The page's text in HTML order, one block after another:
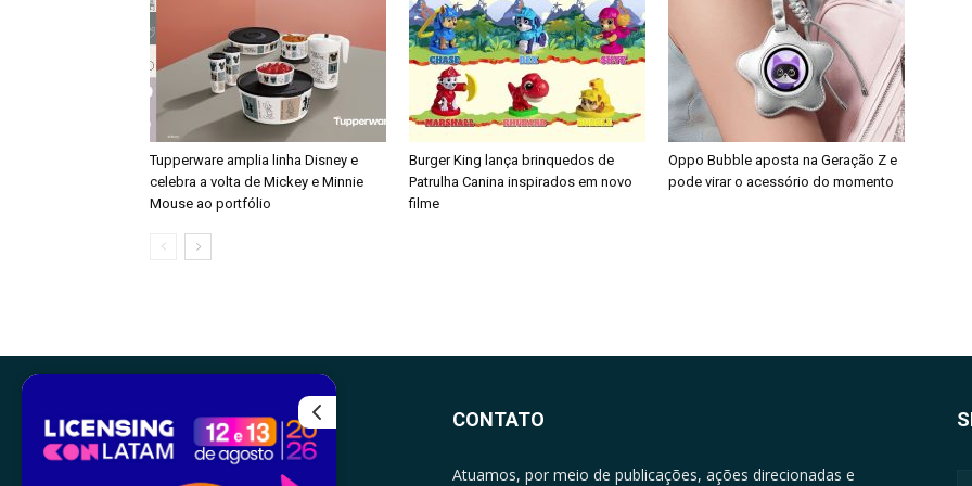
Tupperware amplia linha Disney e
celebra a volta de Mickey e Minnie
Mouse ao portfólio
Burger King lança brinquedos de
Patrulha Canina inspirados em novo
filme
Oppo Bubble aposta na Geração Z e
pode virar o acessório do momento
CONTATO
Atuamos, por meio de publicações, ações direcionadas e